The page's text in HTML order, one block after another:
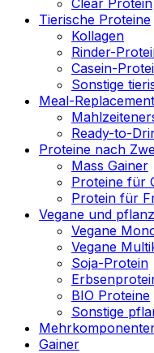
Tierische Proteine
Kollagen
Rinder-
Casein-
Sonstige
Meal-
Ready-to-
Proteine nach
Mass Gainer
Proteine für
Protein für
Vegane und
Vegane
Vegane
Soja-Protein
BIO Proteine
Sonstige
Gainer